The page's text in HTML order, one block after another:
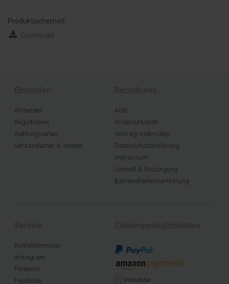
Produktsicherheit
Download
Anmelden
Registrieren
Zahlungsarten
Versandarten & -kosten
AGB
Widerrufsrecht
Vertrag widerrufen
Datenschutzerklärung
Impressum
Umwelt & Entsorgung
Barrierefreiheitserklärung
Kontaktformular
Instagram
Pinterest
Facebook